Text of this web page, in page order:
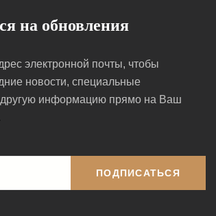
на обновления
электронной почты, чтобы
новости, специальные
информацию прямо на Ваш
ПОДПИСАТЬСЯ